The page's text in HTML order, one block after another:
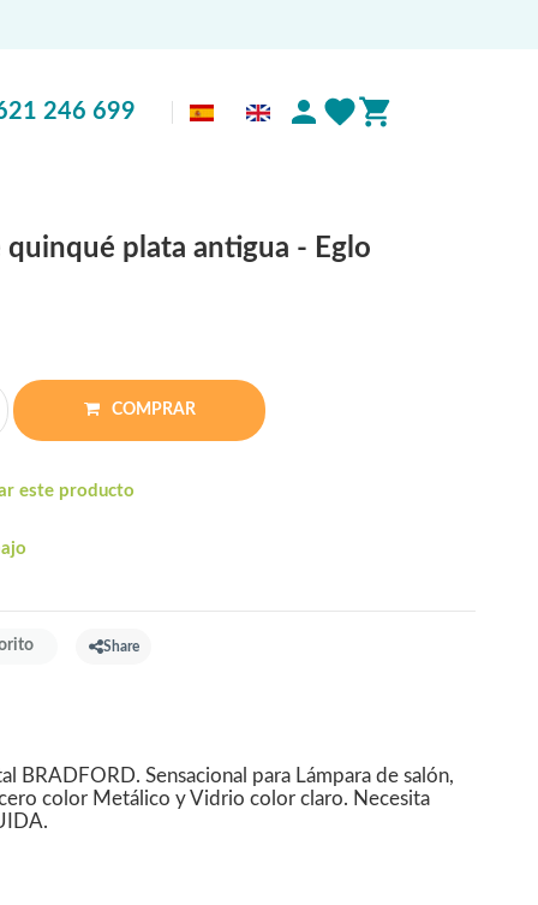
246 699
quinqué plata antigua - Eglo
COMPRAR
este producto
Share
BRADFORD. Sensacional para Lámpara de salón,
color Metálico y Vidrio color claro. Necesita